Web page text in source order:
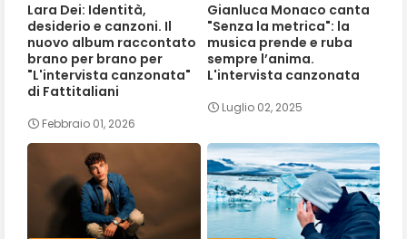
Lara Dei: Identità,
desiderio e canzoni. Il
nuovo album raccontato
brano per brano per
"L'intervista canzonata"
di Fattitaliani
Febbraio 01, 2026
Gianluca Monaco canta
"Senza la metrica": la
musica prende e ruba
sempre l’anima.
L'intervista canzonata
Luglio 02, 2025